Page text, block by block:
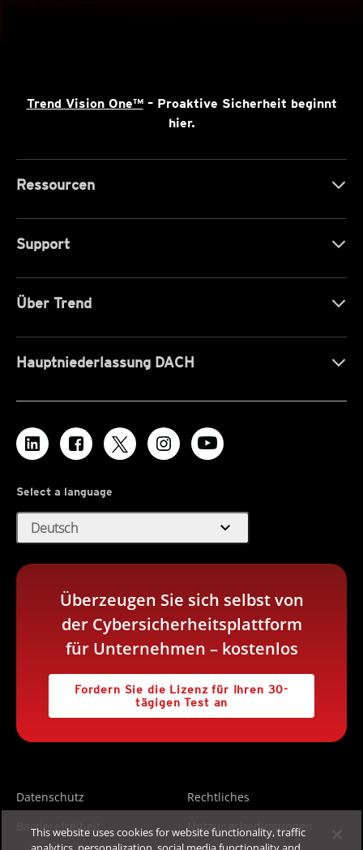
Trend Vision One™– Proaktive Sicherheit beginnt
hier.
Ressourcen
Support
Über Trend
Hauptniederlassung DACH
Select a language
Deutsch expand_more
Überzeugen Sie sich selbst von
der Cybersicherheitsplattform
für Unternehmen – kostenlos
Fordern Sie die Lizenz für Ihren 30-
tägigen Test an
Datenschutz
Rechtliches
Barrierefreiheit
Nutzungsbedingungen
This website uses cookies for website functionality, traffic